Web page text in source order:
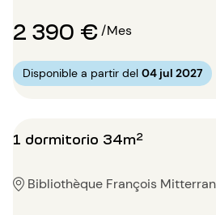
2 390 €/Mes
Disponible a partir del 04 jul 2027
1 dormitorio 34m²
Bibliothèque François